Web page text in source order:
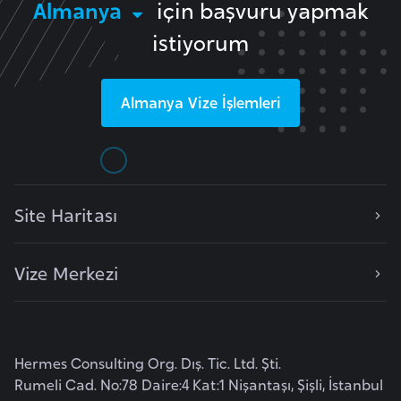
Almanya
için başvuru yapmak
istiyorum
Almanya Vize İşlemleri
Site Haritası
Vize Merkezi
Hermes Consulting Org. Dış. Tic. Ltd. Şti.
Rumeli Cad. No:78 Daire:4 Kat:1 Nişantaşı, Şişli, İstanbul
K
a
a